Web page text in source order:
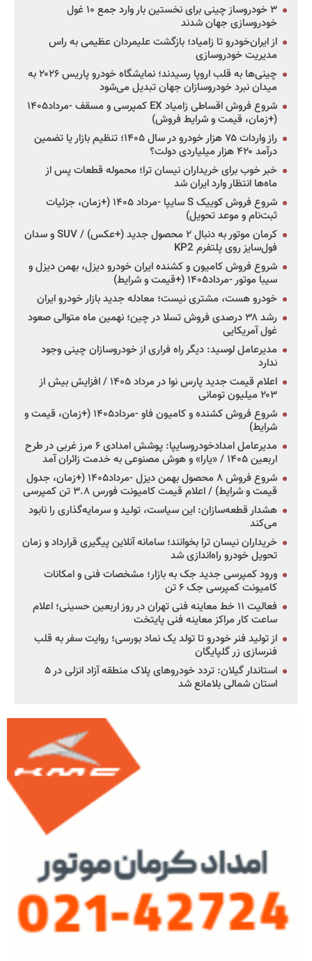
۳ خودروساز چینی برای نخستین بار وارد جمع ۱۰ غول
خودروسازی جهان شدند
از ایران‌خودرو تا زامیاد؛ بازگشت علیمردان عظیمی به راس
مدیریت خودروسازی
چینی‌ها به قلب اروپا رسیدند؛ نمایشگاه خودرو پاریس ۲۰۲۶ به
میدان نبرد خودروسازان جهان تبدیل می‌شود
شروع فروش اقساطی زامیاد EX کمپرسی و مسقف -مرداد۱۴۰۵
(+زمان، قیمت و شرایط فروش)
راز واردات ۷۵ هزار خودرو در سال ۱۴۰۵؛ تنظیم بازار یا تضمین
درآمد ۴۲۰ هزار میلیاردی دولت؟
خبر خوب برای خریداران نیسان ترا؛ محموله قطعات پس از
ماه‌ها انتظار وارد ایران شد
شروع فروش کوییک S سایپا -مرداد ۱۴۰۵ (+زمان، جزئیات
ثبت‌نام و موعد تحویل)
کرمان موتور به دنبال ۲ محصول جدید (+عکس) / SUV و سدان
فول‌سایز روی پلتفرم KP2
شروع فروش کامیون و کشنده ایران خودرو دیزل، بهمن دیزل و
سیبا موتور -مرداد۱۴۰۵ (+قیمت و شرایط)
خودرو هست، مشتری نیست؛ معادله جدید بازار خودرو ایران
رشد ۳۸ درصدی فروش تسلا در چین؛ نهمین ماه متوالی صعود
غول آمریکایی
مدیرعامل لوسید: دیگر راه فراری از خودروسازان چینی وجود
ندارد
اعلام قیمت جدید پارس نوا در مرداد ۱۴۰۵ / افزایش بیش از
۲۰۳ میلیون تومانی
شروع فروش کشنده و کامیون فاو -مرداد۱۴۰۵ (+زمان، قیمت و
شرایط)
مدیرعامل امدادخودروسایپا: پوشش امدادی ۶ مرز غربی در طرح
اربعین ۱۴۰۵ / «یارا» و هوش مصنوعی به خدمت زائران آمد
شروع فروش ۸ محصول بهمن دیزل -مرداد۱۴۰۵ (+زمان، جدول
قیمت و شرایط) / اعلام قیمت کامیونت فورس ۳.۸ تن کمپرسی
هشدار قطعه‌سازان: این سیاست، تولید و سرمایه‌گذاری را نابود
می‌کند
خریداران نیسان ترا بخوانند؛ سامانه آنلاین پیگیری قرارداد و زمان
تحویل خودرو راه‌اندازی شد
ورود کمپرسی جدید جک به بازار؛ مشخصات فنی و امکانات
کامیونت کمپرسی جک ۶ تن
فعالیت ۱۱ خط معاینه فنی تهران در روز اربعین حسینی؛ اعلام
ساعت کار مراکز معاینه فنی پایتخت
از تولید فنر خودرو تا تولد یک نماد بورسی؛ روایت سفر به قلب
فنرسازی زر گلپایگان
استاندار گیلان: تردد خودروهای پلاک منطقه آزاد انزلی در ۵
استان شمالی بلامانع شد